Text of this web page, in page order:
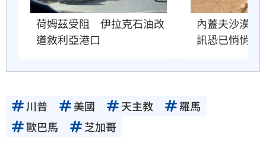
荷姆茲受阻　伊拉克石油改
道敘利亞港口
內蓋夫沙漠奇
訊恐已悄悄逼
川普 美國 天主教
羅馬
歐巴馬
芝加哥